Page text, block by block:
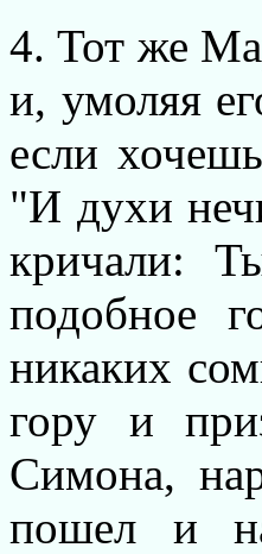
4. Тот же
и, умоляя
если
"И духи
кричали:
подобное
никаких
гору и
Симона,
пошел и